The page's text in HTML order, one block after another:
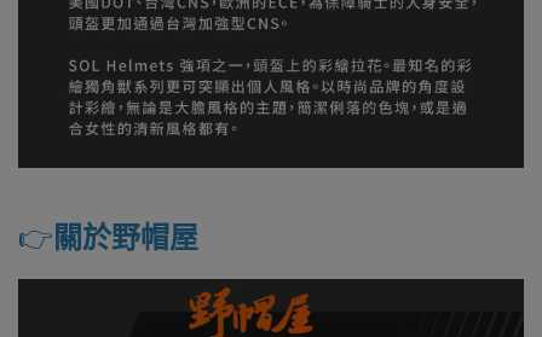
👉️ 關於野帽屋